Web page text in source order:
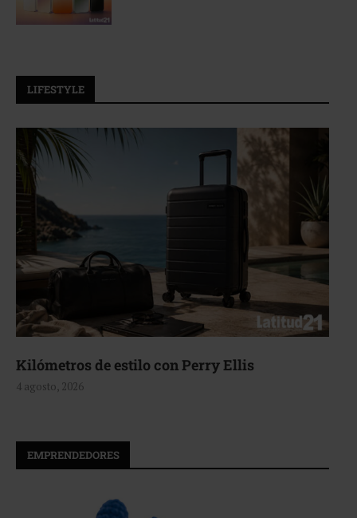
LIFESTYLE
Kilómetros de estilo con Perry Ellis
4 agosto, 2026
EMPRENDEDORES